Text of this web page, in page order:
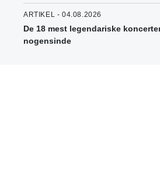
ARTIKEL - 04.08.2026
De 18 mest legendariske
nogensinde